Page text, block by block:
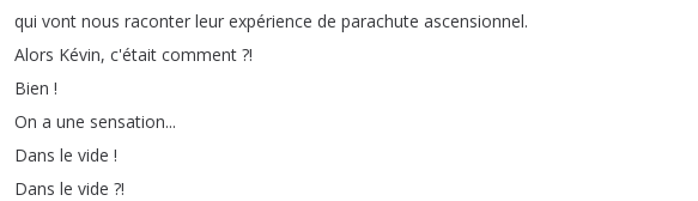
qui vont nous raconter leur expérience de parachute ascensionnel.
Alors Kévin, c'était comment ?!
Bien !
On a une sensation...
Dans le vide !
Dans le vide ?!